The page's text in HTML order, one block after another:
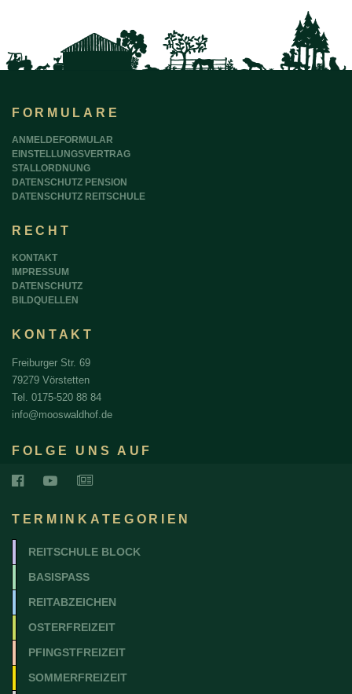
FORMULARE
ANMELDEFORMULAR
EINSTELLUNGSVERTRAG
STALLORDNUNG
DATENSCHUTZ PENSION
DATENSCHUTZ REITSCHULE
RECHT
KONTAKT
IMPRESSUM
DATENSCHUTZ
BILDQUELLEN
KONTAKT
Freiburger Str. 69
79279 Vörstetten
Tel. 0175-520 88 84
info@mooswaldhof.de
FOLGE UNS AUF
TERMINKATEGORIEN
REITSCHULE BLOCK
BASISPASS
REITABZEICHEN
OSTERFREIZEIT
PFINGSTFREIZEIT
SOMMERFREIZEIT